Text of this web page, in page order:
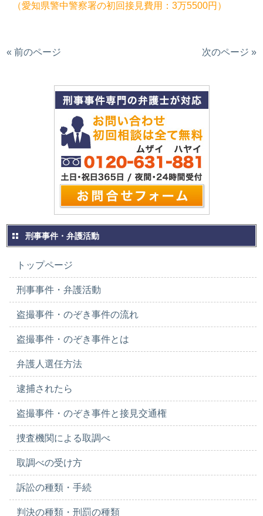
（愛知県警中警察署の初回接見費用：3万5500円）
« 前のページ 次のページ »
刑事事件・弁護活動
トップページ
刑事事件・弁護活動
盗撮事件・のぞき事件の流れ
盗撮事件・のぞき事件とは
弁護人選任方法
逮捕されたら
盗撮事件・のぞき事件と接見交通権
捜査機関による取調べ
取調べの受け方
訴訟の種類・手続
判決の種類・刑罰の種類